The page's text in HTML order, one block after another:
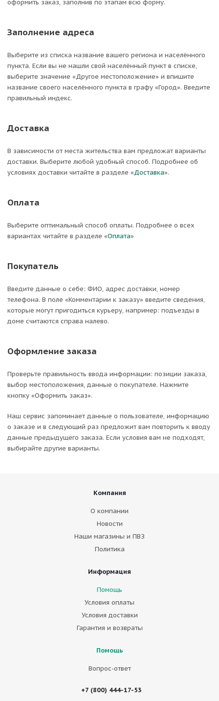
оформить заказ, заполнив по этапам всю форму.
Заполнение адреса
Выберите из списка название вашего региона и населённого
пункта. Если вы не нашли свой населённый пункт в списке,
выберите значение «Другое местоположение» и впишите
название своего населённого пункта в графу «Город». Введите
правильный индекс.
Доставка
В зависимости от места жительства вам предложат варианты
доставки. Выберите любой удобный способ. Подробнее об
условиях доставки читайте в разделе «Доставка».
Оплата
Выберите оптимальный способ оплаты. Подробнее о всех
вариантах читайте в разделе «Оплата»
Покупатель
Введите данные о себе: ФИО, адрес доставки, номер
телефона. В поле «Комментарии к заказу» введите сведения,
которые могут пригодиться курьеру, например: подъезды в
доме считаются справа налево.
Оформление заказа
Проверьте правильность ввода информации: позиции заказа,
выбор местоположения, данные о покупателе. Нажмите
кнопку «Оформить заказ».
Наш сервис запоминает данные о пользователе, информацию
о заказе и в следующий раз предложит вам повторить к вводу
данные предыдущего заказа. Если условия вам не подходят,
выбирайте другие варианты.
Компания
О компании
Новости
Наши магазины и ПВЗ
Политика
Информация
Помощь
Условия оплаты
Условия доставки
Гарантия и возвраты
Помощь
Вопрос-ответ
+7 (800) 444-17-53